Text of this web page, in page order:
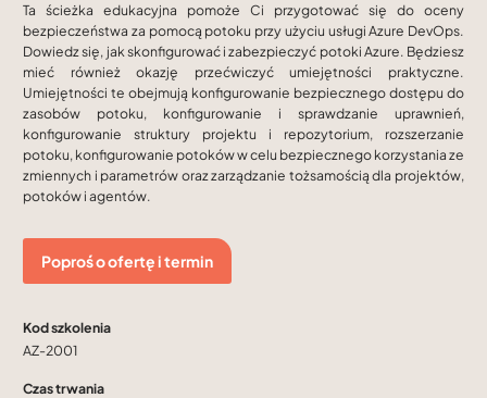
Ta ścieżka edukacyjna pomoże Ci przygotować się do oceny
bezpieczeństwa za pomocą potoku przy użyciu usługi Azure DevOps.
Dowiedz się, jak skonfigurować i zabezpieczyć potoki Azure. Będziesz
mieć również okazję przećwiczyć umiejętności praktyczne.
Umiejętności te obejmują konfigurowanie bezpiecznego dostępu do
zasobów potoku, konfigurowanie i sprawdzanie uprawnień,
konfigurowanie struktury projektu i repozytorium, rozszerzanie
potoku, konfigurowanie potoków w celu bezpiecznego korzystania ze
zmiennych i parametrów oraz zarządzanie tożsamością dla projektów,
potoków i agentów.
Poproś o ofertę i termin
Kod szkolenia
AZ-2001
Czas trwania